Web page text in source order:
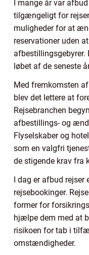
I mange år var
tilgængeligt for
muligheder for at
reservationer uden
løbet af de seneste
Med fremkomsten
blev det lettere at
Rejsebranchen
afbestillings- og
Flyselskaber og
som en valgfri
de stigende krav fra
I dag er afbud rejser
rejsebookinger.
former for
hjælpe dem med at
risikoen for tab i
omstændigheder.